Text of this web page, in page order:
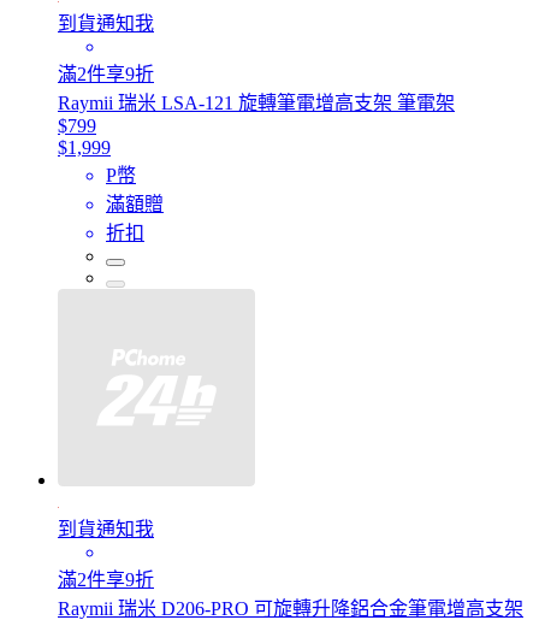
到貨通知我
滿2件享9折
Raymii 瑞米 LSA-121 旋轉筆電增高支架 筆電架
$799
$1,999
P幣
滿額贈
折扣
到貨通知我
滿2件享9折
Raymii 瑞米 D206-PRO 可旋轉升降鋁合金筆電增高支架